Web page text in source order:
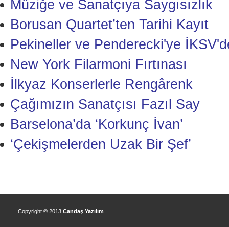
Müziğe ve Sanatçıya Saygısızlık
Borusan Quartet’ten Tarihi Kayıt
Pekineller ve Penderecki'ye
New York Filarmoni Fırtınası
İlkyaz Konserlerle Rengârenk
Çağımızın Sanatçısı Fazıl Say
Barselona’da ‘Korkunç İvan’
‘Çekişmelerden Uzak Bir Şef’
Copyright © 2013 Candaş Yazılım